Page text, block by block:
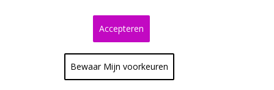
Bewaar Mijn voorkeuren
Accepteren
We zetten alles voor jullie in een helder en duidelijk
onderwerpen die voor jullie belangrijk zijn. Als alles
onzeker is ontstaan er mogelijkheden en met een